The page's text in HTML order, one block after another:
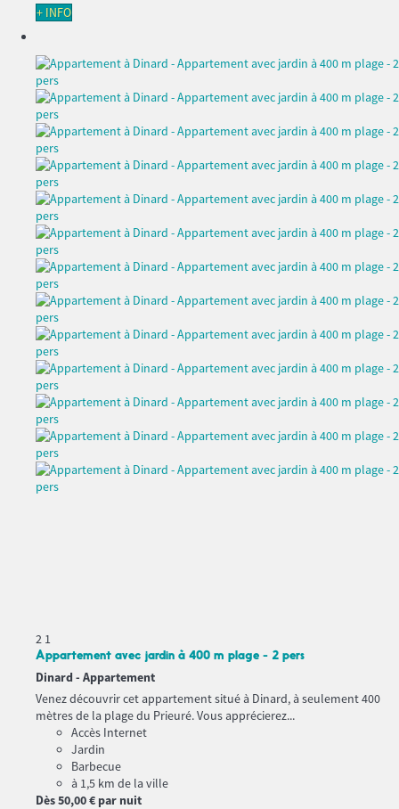
+ INFO
2 1
Appartement avec jardin à 400 m plage - 2 pers
Dinard - Appartement
Venez découvrir cet appartement situé à Dinard, à seulement 400
mètres de la plage du Prieuré. Vous apprécierez...
Accès Internet
Jardin
Barbecue
à 1,5 km de la ville
Dès50,00 € par nuit